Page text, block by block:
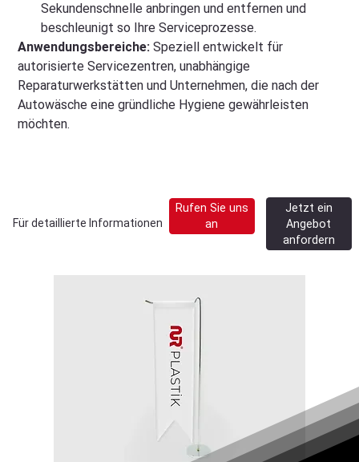
Sekundenschnelle anbringen und entfernen und
beschleunigt so Ihre Serviceprozesse.
Anwendungsbereiche: Speziell entwickelt für
autorisierte Servicezentren, unabhängige
Reparaturwerkstätten und Unternehmen, die nach der
Autowäsche eine gründliche Hygiene gewährleisten
möchten.
Für detaillierte Informationen
Rufen Sie uns
an
Jetzt ein
Angebot
anfordern